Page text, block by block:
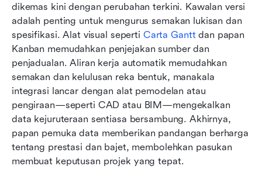
dikemas kini dengan perubahan terkini. Kawalan versi
adalah penting untuk mengurus semakan lukisan dan
spesifikasi. Alat visual seperti Carta Gantt dan papan
Kanban memudahkan penjejakan sumber dan
penjadualan. Aliran kerja automatik memudahkan
semakan dan kelulusan reka bentuk, manakala
integrasi lancar dengan alat pemodelan atau
pengiraan—seperti CAD atau BIM—mengekalkan
data kejuruteraan sentiasa bersambung. Akhirnya,
papan pemuka data memberikan pandangan berharga
tentang prestasi dan bajet, membolehkan pasukan
membuat keputusan projek yang tepat.